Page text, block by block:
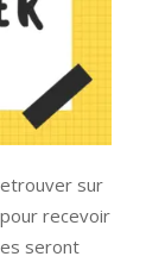
sur
recevoir
seront